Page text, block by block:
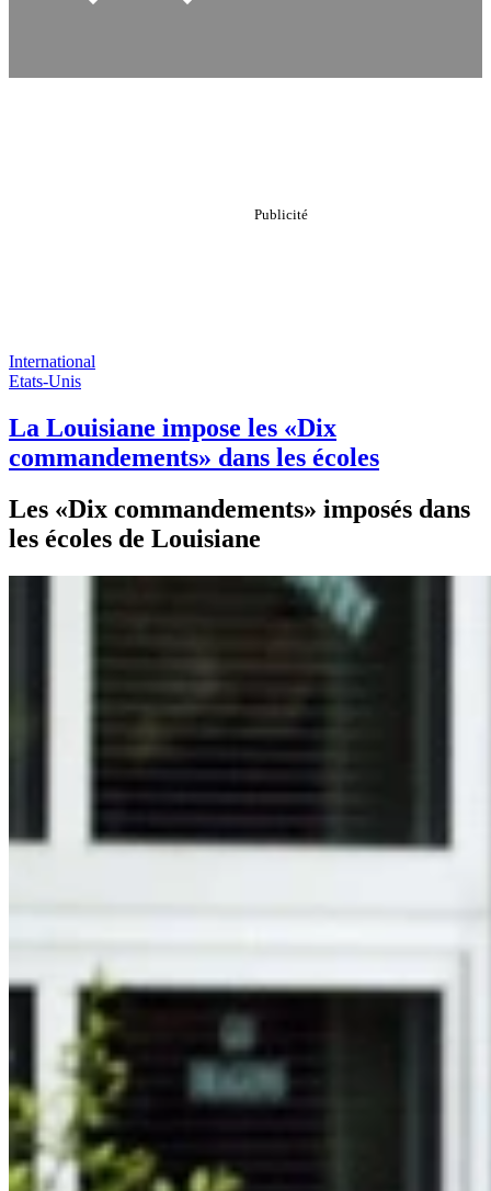
International
Etats-Unis
La Louisiane impose les «Dix
commandements» dans les écoles
Les «Dix commandements» imposés dans
les écoles de Louisiane